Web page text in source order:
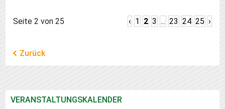
Seite 2 von 25 ‹ 1 2 3 ... 23 24 25 ›
Zurück
VERANSTALTUNGSKALENDER